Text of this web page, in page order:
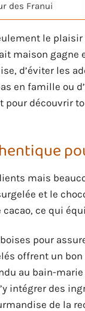
des Franui
le
maison
d’éviter les
en famille ou
découvrir
mais
et le
ce qui
pour
offrent un
au bain-
intégrer des
de la